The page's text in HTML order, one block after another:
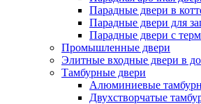
Парадные двери в
Парадные двери для
Парадные двери с
Промышленные двери
Элитные входные двери в
Тамбурные двери
Алюминиевые
Двухстворчатые